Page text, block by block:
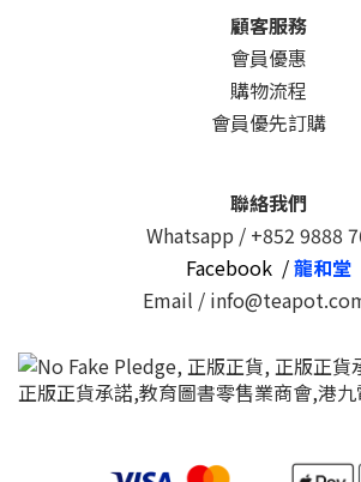
顧客服務
會員優惠
購物流程
會員優先訂購
聯絡我們
Whatsapp / +852 9888
Facebook /龍和堂
Email /